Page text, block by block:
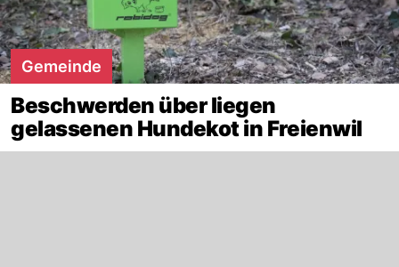
Gemeinde
Beschwerden über liegen
gelassenen Hundekot in Freienwil